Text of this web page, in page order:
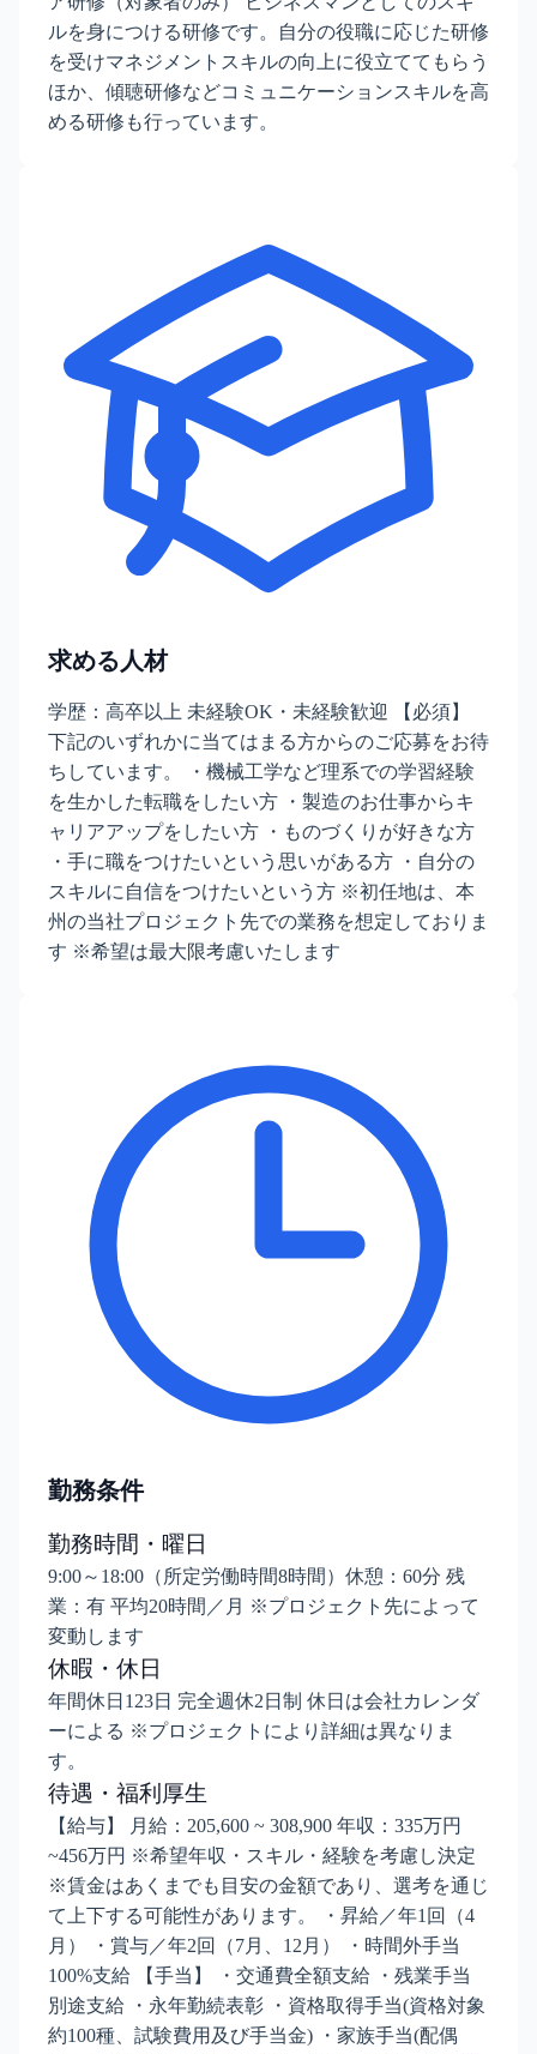
ルを身につける研修です。自分の役職に応じた研修
を受けマネジメントスキルの向上に役立ててもらう
ほか、傾聴研修などコミュニケーションスキルを高
める研修も行っています。
求める人材
学歴：高卒以上 未経験OK・未経験歓迎 【必須】
下記のいずれかに当てはまる方からのご応募をお待
ちしています。 ・機械工学など理系での学習経験
を生かした転職をしたい方 ・製造のお仕事からキ
ャリアアップをしたい方 ・ものづくりが好きな方
・手に職をつけたいという思いがある方 ・自分の
スキルに自信をつけたいという方 ※初任地は、本
州の当社プロジェクト先での業務を想定しておりま
す ※希望は最大限考慮いたします
勤務条件
勤務時間・曜日
9:00～18:00（所定労働時間8時間）休憩：60分 残
業：有 平均20時間／月 ※プロジェクト先によって
変動します
休暇・休日
年間休日123日 完全週休2日制 休日は会社カレンダ
ーによる ※プロジェクトにより詳細は異なりま
す。
待遇・福利厚生
【給与】 月給：205,600 ~ 308,900 年収：335万円
~456万円 ※希望年収・スキル・経験を考慮し決定
※賃金はあくまでも目安の金額であり、選考を通じ
て上下する可能性があります。 ・昇給／年1回（4
月） ・賞与／年2回（7月、12月） ・時間外手当
100%支給 【手当】 ・交通費全額支給 ・残業手当
別途支給 ・永年勤続表彰 ・資格取得手当(資格対象
約100種、試験費用及び手当金) ・家族手当(配偶